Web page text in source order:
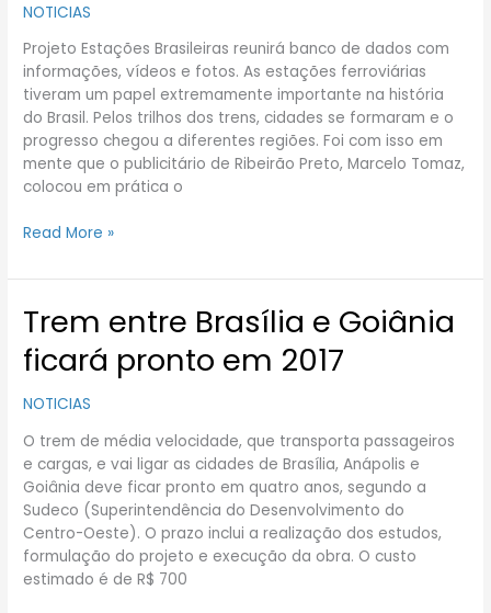
NOTICIAS
Projeto Estações Brasileiras reunirá banco de dados com
informações, vídeos e fotos. As estações ferroviárias
tiveram um papel extremamente importante na história
do Brasil. Pelos trilhos dos trens, cidades se formaram e o
progresso chegou a diferentes regiões. Foi com isso em
mente que o publicitário de Ribeirão Preto, Marcelo Tomaz,
colocou em prática o
serão
documentadas
Read More »
Trem entre Brasília e Goiânia
ficará pronto em 2017
NOTICIAS
O trem de média velocidade, que transporta passageiros
e cargas, e vai ligar as cidades de Brasília, Anápolis e
Goiânia deve ficar pronto em quatro anos, segundo a
Sudeco (Superintendência do Desenvolvimento do
Centro-Oeste). O prazo inclui a realização dos estudos,
formulação do projeto e execução da obra. O custo
estimado é de R$ 700
Trem
entre
Brasília
Goiânia
pronto
em
2017